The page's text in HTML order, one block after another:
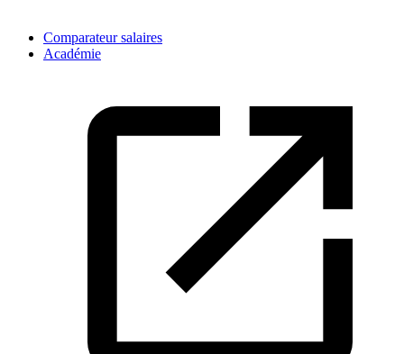
Comparateur salaires
Académie